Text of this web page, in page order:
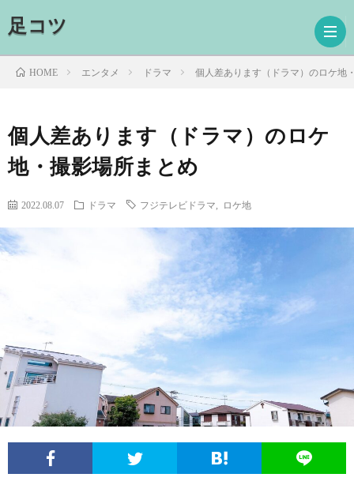
足コツ
ィ
い
HOME エンタメ ドラマ 個人差あります（ドラマ）のロケ地
個人差あります（ドラマ）のロケ
地・撮影場所まとめ
2022.08.07 ドラマ フジテレビドラマ ロケ地